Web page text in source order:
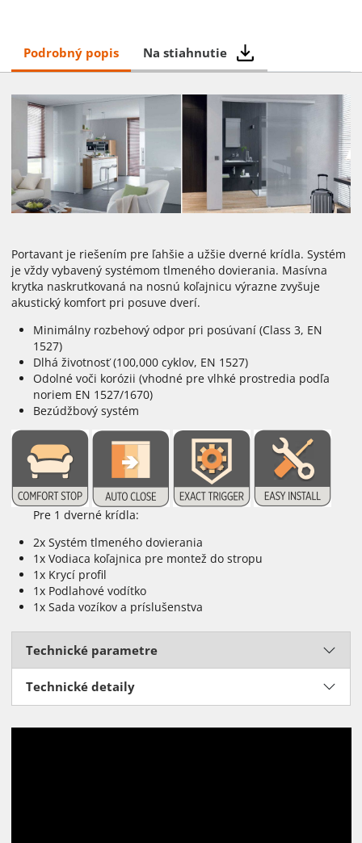
Podrobný popis Na stiahnutie
Portavant je riešením pre ľahšie a užšie dverné krídla. Systém
je vždy vybavený systémom tlmeného dovierania. Masívna
krytka naskrutkovaná na nosnú koľajnicu výrazne zvyšuje
akustický komfort pri posuve dverí.
Minimálny rozbehový odpor pri posúvaní (Class 3, EN
1527)
Dlhá životnosť (100,000 cyklov, EN 1527)
Odolné voči korózii (vhodné pre vlhké prostredia podľa
noriem EN 1527/1670)
Bezúdžbový systém
Pre 1 dverné krídla:
2x Systém tlmeného dovierania
1x Vodiaca koľajnica pre montež do stropu
1x Krycí profil
1x Podlahové vodítko
1x Sada vozíkov a príslušenstva
Technické parametre
Technické detaily